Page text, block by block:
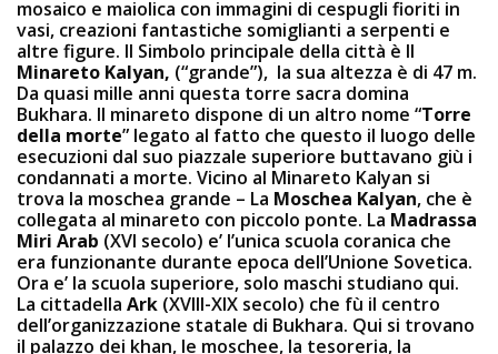
mosaico e maiolica con immagini di cespugli fioriti in
vasi, creazioni fantastiche somiglianti a serpenti e
altre figure. Il Simbolo principale della città è Il
Minareto Kalyan, (“grande”), la sua altezza è di 47 m.
Da quasi mille anni questa torre sacra domina
Bukhara. Il minareto dispone di un altro nome “Torre
della morte” legato al fatto che questo il luogo delle
esecuzioni dal suo piazzale superiore buttavano giù i
condannati a morte. Vicino al Minareto Kalyan si
trova la moschea grande – La Moschea Kalyan, che è
collegata al minareto con piccolo ponte. La Madrassa
Miri Arab (XVI secolo) e’ l’unica scuola coranica che
era funzionante durante epoca dell’Unione Sovetica.
Ora e’ la scuola superiore, solo maschi studiano qui.
La cittadella Ark (XVIII-XIX secolo) che fù il centro
dell’organizzazione statale di Bukhara. Qui si trovano
il palazzo dei khan, le moschee, la tesoreria, la